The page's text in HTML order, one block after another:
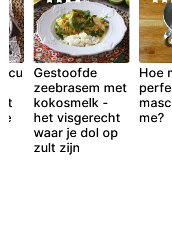
Gestoofde
zeebrasem met
kokosmelk -
het visgerecht
waar je dol op
zult zijn
Hoe
me?